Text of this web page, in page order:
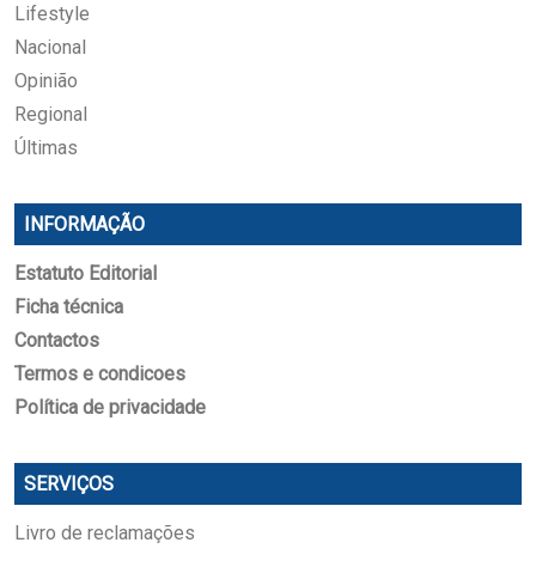
Lifestyle
Nacional
Opinião
Regional
Últimas
INFORMAÇÃO
Estatuto Editorial
Ficha técnica
Contactos
Termos e condicoes
Política de privacidade
SERVIÇOS
Livro de reclamações